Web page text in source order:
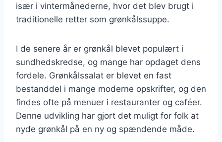
især i vintermånederne, hvor det blev brugt i
traditionelle retter som grønkålssuppe.
I de senere år er grønkål blevet populært i
sundhedskredse, og mange har opdaget dens
fordele. Grønkålssalat er blevet en fast
bestanddel i mange moderne opskrifter, og den
findes ofte på menuer i restauranter og caféer.
Denne udvikling har gjort det muligt for folk at
nyde grønkål på en ny og spændende måde.